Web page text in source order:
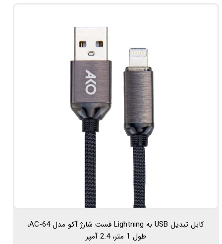
کابل تبدیل USB به Lightning فست شارژ آکو مدل AC-64،
طول 1 متر، 2.4 آمپر